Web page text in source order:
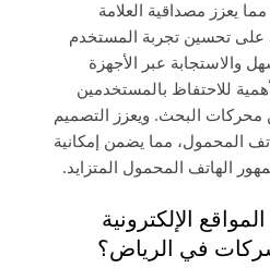
مما يعزز مصداقية العلامة
على تحسين تجربة المستخدم
والاستجابة عبر الأجهزة
للاحتفاظ بالمستخدمين
البحث. ويعزز التصميم
المحمول، مما يضمن إمكانية
الهاتف المحمول المتزايد.
الإلكترونية
في الرياض؟